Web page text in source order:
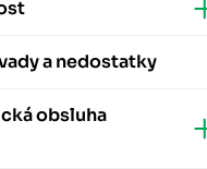
a nedostatky
obsluha